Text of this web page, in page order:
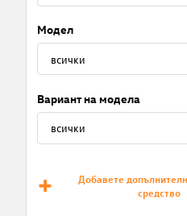
Модел
Вариант на модела
Добавете
средство